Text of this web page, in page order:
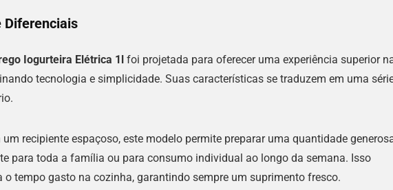
Diferenciais
Iogurteira Elétrica 1l foi projetada para oferecer uma experiência superior
tecnologia e simplicidade. Suas características se traduzem em uma
um recipiente espaçoso, este modelo permite preparar uma quantidade
para toda a família ou para consumo individual ao longo da semana. Isso
o tempo gasto na cozinha, garantindo sempre um suprimento fresco.